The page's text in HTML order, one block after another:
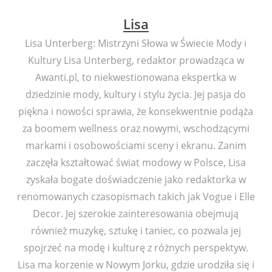
Lisa
Lisa Unterberg: Mistrzyni Słowa w Świecie Mody i
Kultury Lisa Unterberg, redaktor prowadząca w
Awanti.pl, to niekwestionowana ekspertka w
dziedzinie mody, kultury i stylu życia. Jej pasja do
piękna i nowości sprawia, że konsekwentnie podąża
za boomem wellness oraz nowymi, wschodzącymi
markami i osobowościami sceny i ekranu. Zanim
zaczęła kształtować świat modowy w Polsce, Lisa
zyskała bogate doświadczenie jako redaktorka w
renomowanych czasopismach takich jak Vogue i Elle
Decor. Jej szerokie zainteresowania obejmują
również muzykę, sztukę i taniec, co pozwala jej
spojrzeć na modę i kulturę z różnych perspektyw.
Lisa ma korzenie w Nowym Jorku, gdzie urodziła się i